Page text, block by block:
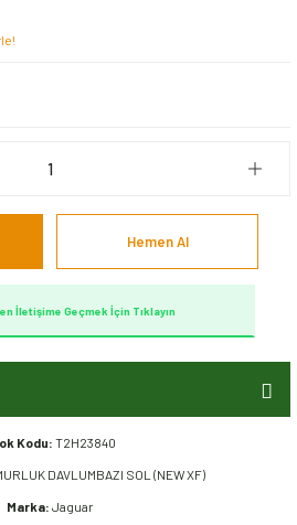
Hemen Al
İletişime Geçmek İçin Tıklayın
Kodu: T2H23840
DAVLUMBAZI SOL (NEW XF)
Marka: Jaguar